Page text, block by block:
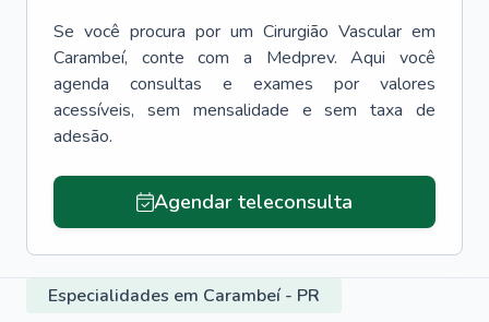
Se você procura por um Cirurgião Vascular em
Carambeí, conte com a Medprev. Aqui você
agenda consultas e exames por valores
acessíveis, sem mensalidade e sem taxa de
adesão.
Agendar teleconsulta
Especialidades em Carambeí - PR